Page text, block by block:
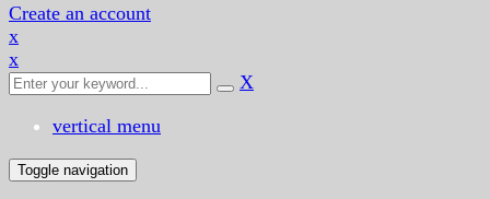
Create an account
x
x
X
vertical menu
Toggle navigation